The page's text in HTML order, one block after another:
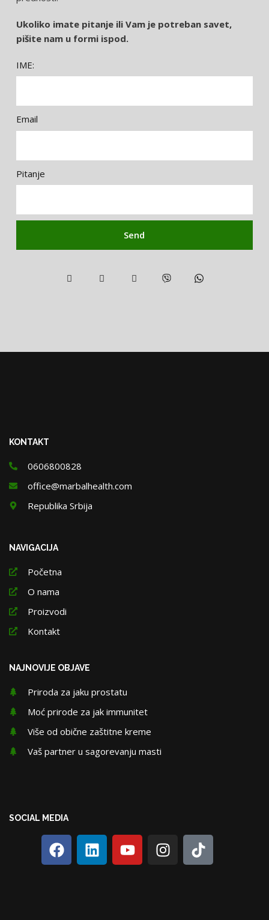
Ukoliko imate pitanje ili Vam je potreban savet,
pišite nam u formi ispod.
IME:
Email
Pitanje
Send
KONTAKT
0606800828
office@marbalhealth.com
Republika Srbija
NAVIGACIJA
Početna
O nama
Proizvodi
Kontakt
NAJNOVIJE OBJAVE
Priroda za jaku prostatu
Moć prirode za jak immunitet
Više od obične zaštitne kreme
Vaš partner u sagorevanju masti
SOCIAL MEDIA